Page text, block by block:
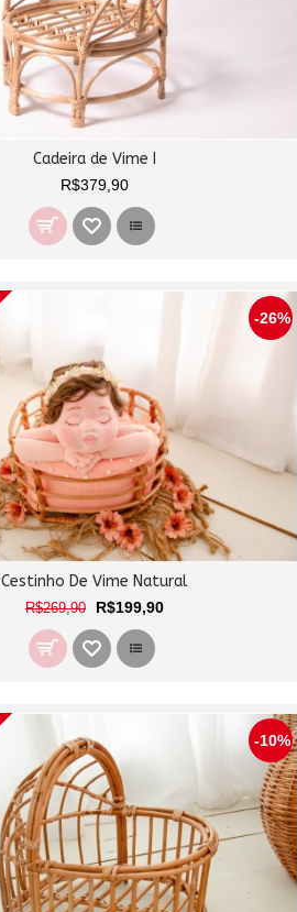
Cadeira de Vime I
R$379,90
-26%
Cestinho De Vime Natural
R$269,90 R$199,90
-10%